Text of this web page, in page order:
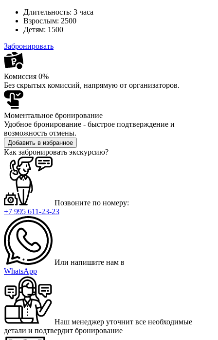
Длительность: 3 часа
Взрослым: 2500
Детям: 1500
Забронировать
Комиссия 0%
Без скрытых комиссий, напрямую от организаторов.
Моментальное бронирование
Удобное бронирование - быстрое подтверждение и
возможность отмены.
Добавить в избранное
Как забронировать экскурсию?
Позвоните по номеру:
+7 995 611-23-23
Или напишите нам в
WhatsApp
Наш менеджер уточнит все необходимые
детали и подтвердит бронирование